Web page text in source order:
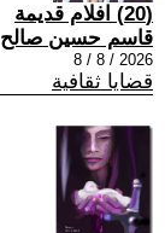
(20) افلام قديمة
قاسم حسين صالح
2026 / 8 / 8
قضايا ثقافية